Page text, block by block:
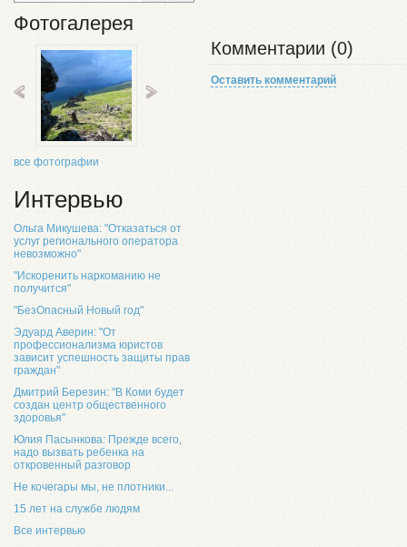
Фотогалерея
все фотографии
Интервью
Ольга Микушева: "Отказаться от
услуг регионального оператора
невозможно"
"Искоренить наркоманию не
получится"
"БезОпасный Новый год"
Эдуард Аверин: "От
профессионализма юристов
зависит успешность защиты прав
граждан"
Дмитрий Березин: "В Коми будет
создан центр общественного
здоровья"
Юлия Пасынкова: Прежде всего,
надо вызвать ребенка на
откровенный разговор
Не кочегары мы, не плотники...
15 лет на службе людям
Все интервью
Комментарии (0)
Оставить комментарий